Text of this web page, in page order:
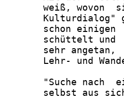
weiß, wovon
Kulturdialog"
schon einigen
schüttelt und
sehr angetan,
Lehr- und
"Suche nach
selbst aus